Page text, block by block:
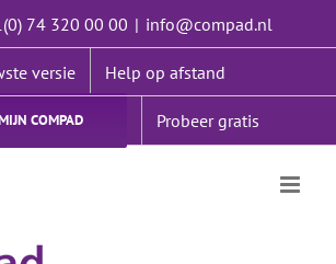
74 320 00 00 | info@compad.nl
versie Help op afstand
COMPAD Probeer gratis